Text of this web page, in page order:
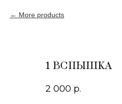
More products
1 ВСПЫШКА
2 000 р.